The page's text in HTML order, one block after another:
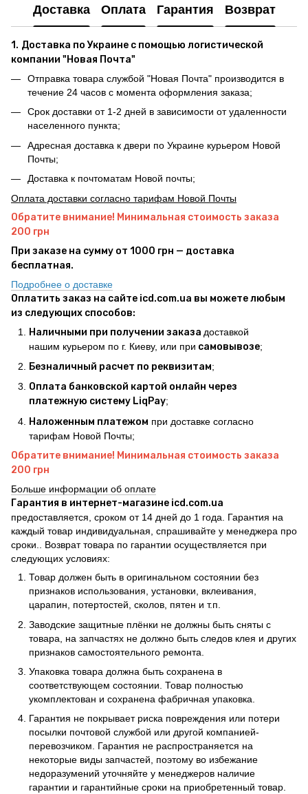
Доставка Оплата Гарантия Возврат
1. Доставка по Украине с помощью логистической
компании "Новая Почта"
Отправка товара службой "Новая Почта" производится в
течение 24 часов с момента оформления заказа;
Срок доставки от 1-2 дней в зависимости от удаленности
населенного пункта;
Адресная доставка к двери по Украине курьером Новой
Почты;
Доставка к почтоматам Новой почты;
Оплата доставки согласно тарифам Новой Почты
Обратите внимание! Минимальная стоимость заказа
200 грн
При заказе на сумму от 1000 грн — доставка
бесплатная.
Подробнее о доставке
Оплатить заказ на сайте icd.com.ua вы можете любым
из следующих способов:
Наличными при получении заказа доставкой
нашим курьером по г. Киеву, или при самовывозе;
Безналичный расчет по реквизитам;
Оплата банковской картой онлайн через
платежную систему LiqPay;
Наложенным платежом при доставке согласно
тарифам Новой Почты;
Обратите внимание! Минимальная стоимость заказа
200 грн
Больше информации об оплате
Гарантия в интернет-магазине icd.com.ua
предоставляется, сроком от 14 дней до 1 года. Гарантия на
каждый товар индивидуальная, спрашивайте у менеджера про
сроки.. Возврат товара по гарантии осуществляется при
следующих условиях:
Товар должен быть в оригинальном состоянии без
признаков использования, установки, вклеивания,
царапин, потертостей, сколов, пятен и т.п.
Заводские защитные плёнки не должны быть сняты с
товара, на запчастях не должно быть следов клея и других
признаков самостоятельного ремонта.
Упаковка товара должна быть сохранена в
соответствующем состоянии. Товар полностью
укомплектован и сохранена фабричная упаковка.
Гарантия не покрывает риска повреждения или потери
посылки почтовой службой или другой компанией-
перевозчиком. Гарантия не распространяется на
некоторые виды запчастей, поэтому во избежание
недоразумений уточняйте у менеджеров наличие
гарантии и гарантийные сроки на приобретенный товар.